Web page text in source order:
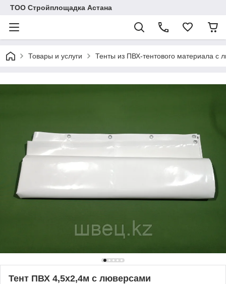
ТОО Стройплощадка Астана
Товары и услуги Тенты из ПВХ-тентового материала с
Тент ПВХ 4,5х2,4м с люверсами